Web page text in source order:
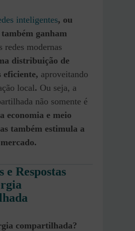
inteligentes, ou
ganham
redes modernas
distribuição de
eficiente, aproveitando
local. Ou seja, a
não somente é
economia e meio
também estimula a
e Respostas
compartilhada?